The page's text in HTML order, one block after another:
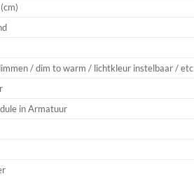
/ dim to warm / lichtkleur instelbaar / etc
in Armatuur